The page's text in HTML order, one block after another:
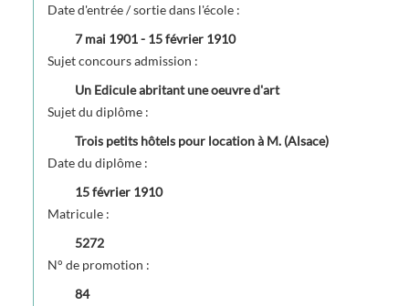
Date d'entrée / sortie dans l'école :
7 mai 1901- 15 février 1910
Sujet concours admission :
Un Edicule abritant une oeuvre d'art
Sujet du diplôme :
Trois petits hôtels pour location à M. (Alsace)
Date du diplôme :
15 février 1910
Matricule :
5272
N° de promotion :
84